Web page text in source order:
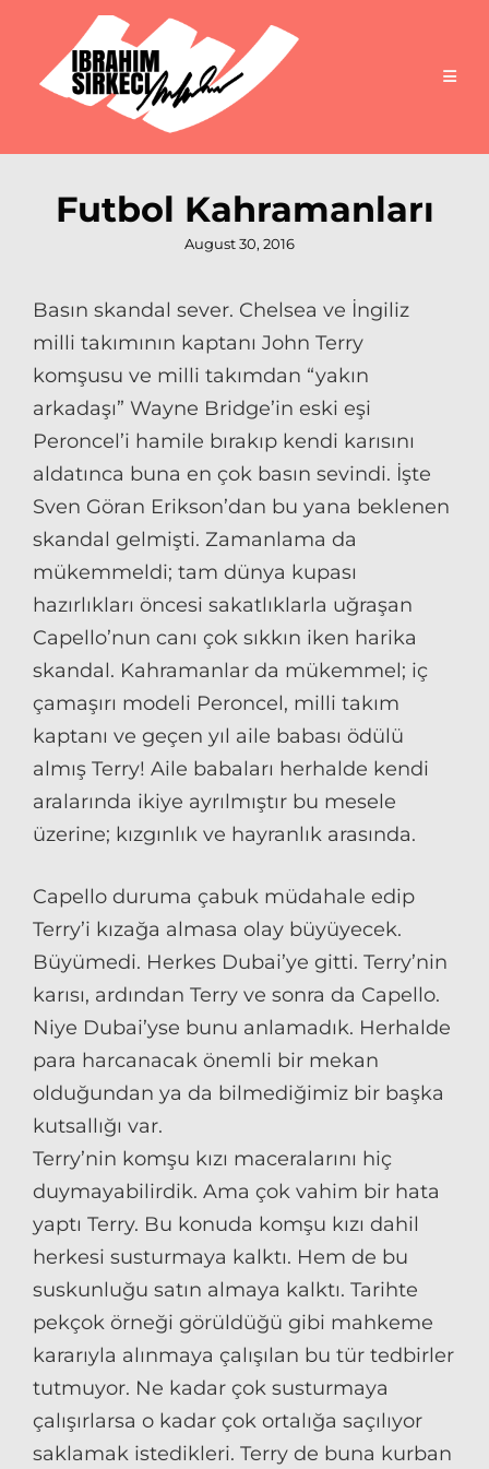
Futbol Kahramanları
Posted
August 30, 2016
Basın skandal sever. Chelsea ve İngiliz
milli takımının kaptanı John Terry
komşusu ve milli takımdan “yakın
arkadaşı” Wayne Bridge’in eski eşi
Peroncel’i hamile bırakıp kendi karısını
aldatınca buna en çok basın sevindi. İşte
Sven Göran Erikson’dan bu yana beklenen
skandal gelmişti. Zamanlama da
mükemmeldi; tam dünya kupası
hazırlıkları öncesi sakatlıklarla uğraşan
Capello’nun canı çok sıkkın iken harika
skandal. Kahramanlar da mükemmel; iç
çamaşırı modeli Peroncel, milli takım
kaptanı ve geçen yıl aile babası ödülü
almış Terry! Aile babaları herhalde kendi
aralarında ikiye ayrılmıştır bu mesele
üzerine; kızgınlık ve hayranlık arasında.
Capello duruma çabuk müdahale edip
Terry’i kızağa almasa olay büyüyecek.
Büyümedi. Herkes Dubai’ye gitti. Terry’nin
karısı, ardından Terry ve sonra da Capello.
Niye Dubai’yse bunu anlamadık. Herhalde
para harcanacak önemli bir mekan
olduğundan ya da bilmediğimiz bir başka
kutsallığı var.
Terry’nin komşu kızı maceralarını hiç
duymayabilirdik. Ama çok vahim bir hata
yaptı Terry. Bu konuda komşu kızı dahil
herkesi susturmaya kalktı. Hem de bu
suskunluğu satın almaya kalktı. Tarihte
pekçok örneği görüldüğü gibi mahkeme
kararıyla alınmaya çalışılan bu tür tedbirler
tutmuyor. Ne kadar çok susturmaya
çalışırlarsa o kadar çok ortalığa saçılıyor
saklamak istedikleri. Terry de buna kurban